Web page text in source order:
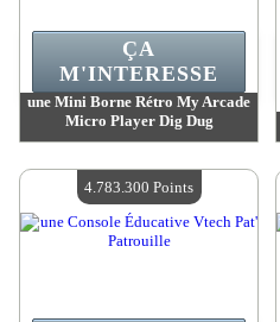
une Mini Borne Rétro My Arcade
Micro Player Dig Dug
Quantité Disponible :4
ÇA
M'INTERESSE
4.783.300 Points